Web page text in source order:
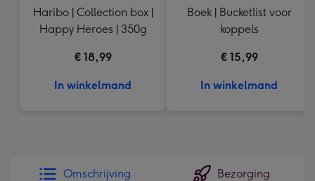
Haribo | Collection box |
Happy Heroes | 350g
€ 18,99
In winkelmand
Boek | Bucketlist voor
koppels
€ 15,99
In winkelmand
Omschrijving Bezorging